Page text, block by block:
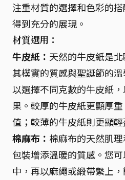
注重材質的選擇和色彩的
得到充分的展現。
材質選用：
牛皮紙： 天然的牛皮紙是
其樸實的質感與聖誕節的
以選擇不同克數的牛皮紙
果。較厚的牛皮紙更顯厚
值；較薄的牛皮紙則更顯輕
棉麻布： 棉麻布的天然肌
包裝增添溫暖的質感。您
中，再以麻繩或緞帶繫上